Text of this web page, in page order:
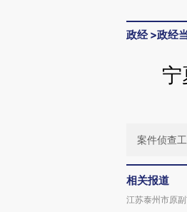
政经>政经
案件侦查
相关报道
江苏泰州市原